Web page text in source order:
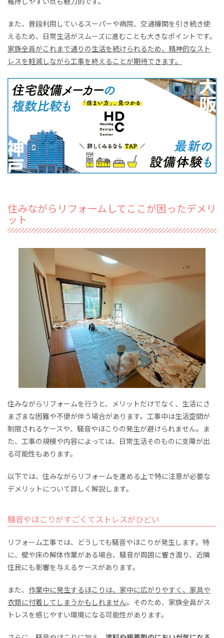
また、普段利用しているスーパーや病院、交通機関を引き続き使
えるため、日常生活がスムーズに進むことも大きなポイントです。
家族全員がこれまで通りの生活を続けられるため、精神的なスト
レスを軽減しながら工事を終えることが期待できます。
住みながらリフォームしてここが困ったデメリ
ット
住みながらリフォームを行うと、メリットだけでなく、生活にさ
まざまな困難や不便が伴う場合があります。工事中は生活空間が
制限されるケースや、騒音やほこりの発生が避けられません。ま
た、工事の規模や内容によっては、日常生活そのものに支障が出
る可能性もあります。
以下では、住みながらリフォームを進める上で特に注意が必要な
デメリットについて詳しく解説します。
騒音やほこりがすごくてストレスがひどい
リフォーム工事では、どうしても騒音やほこりが発生します。特
に、壁や床の解体作業がある場合、騒音が周囲に響き渡り、近隣
住民にも影響を与えるケースがあります。
また、 作業中に発生するほこりは、家中に広がりやすく、家具や
衣類に付着してしまうかもしれません。そのため、家族全員がス
トレスを感じやすい環境になる可能性があります。